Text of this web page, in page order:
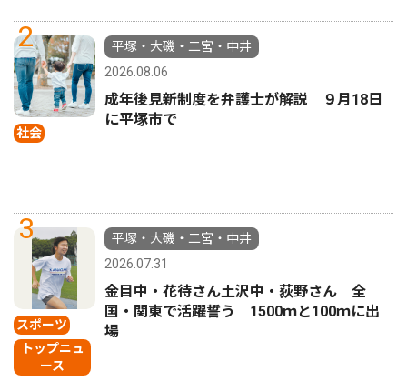
2
社会
平塚・大磯・二宮・中井
2026.08.06
成年後見新制度を弁護士が解説 ９月18日
に平塚市で
3
スポーツ
トップニュ
ース
平塚・大磯・二宮・中井
2026.07.31
金目中・花待さん土沢中・荻野さん 全
国・関東で活躍誓う 1500ｍと100ｍに出
場